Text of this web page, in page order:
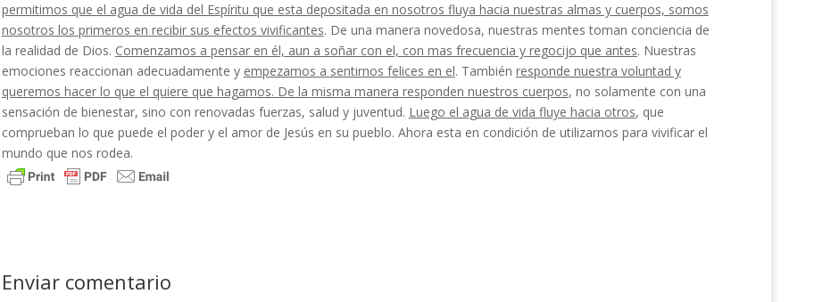
permitimos que el agua de vida del Espíritu que esta depositada en nosotros fluya hacia nuestras almas y cuerpos, somos
nosotros los primeros en recibir sus efectos vivificantes. De una manera no­vedosa, nuestras mentes toman conciencia de
la reali­dad de Dios. Comenzamos a pensar en él, aun a soñar con el, con mas frecuencia y regocijo que antes. Nues­tras
emociones reaccionan adecuadamente y empe­zamos a sentirnos felices en el. También responde nuestra voluntad y
queremos hacer lo que el quiere que hagamos. De la misma manera responden nuestros cuerpos, no solamente con una
sensación de bienestar, sino con renovadas fuerzas, salud y juventud. Luego el agua de vida fluye hacia otros, que
comprueban lo que puede el poder y el amor de Jesús en su pueblo. Ahora esta en condición de utilizarnos para vivificar el
mundo que nos rodea.
Enviar comentario